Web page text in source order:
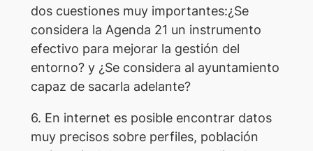
dos cuestiones muy importantes:¿Se
considera la Agenda 21 un instrumento
efectivo para mejorar la gestión del
entorno? y ¿Se considera al ayuntamiento
capaz de sacarla adelante?
6. En internet es posible encontrar datos
muy precisos sobre perfiles, población